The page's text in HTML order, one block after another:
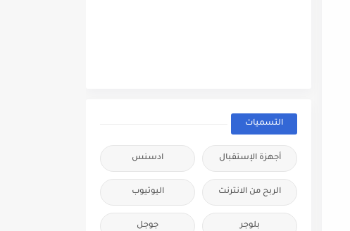
التسميات
أجهزة الإستقبال ادسنس
الربح من الانترنت اليوتيوب
بلوجر جوجل